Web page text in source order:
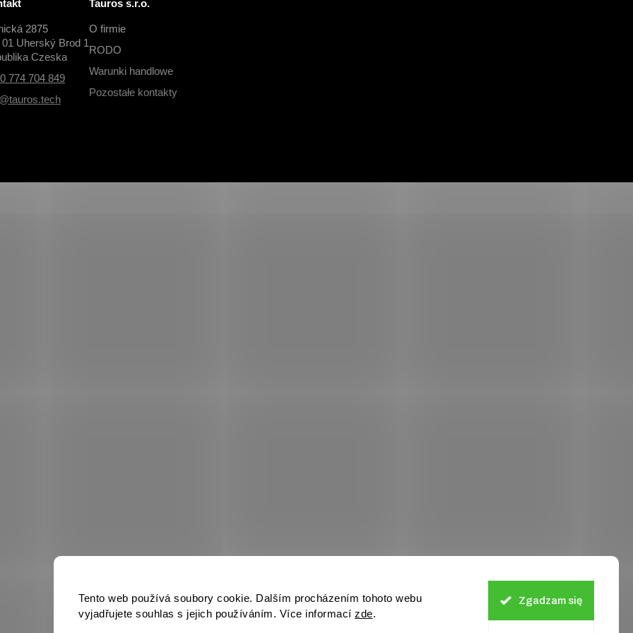
Tento web používá soubory cookie. Dalším procházením tohoto webu
vyjadřujete souhlas s jejich používáním. Více informací zde.
Zgadzam się
2875
01 Uherský Brod 1
Czeska
774 704 849
Tauros s.r.o.
O firmie
RODO
Warunki handlowe
Pozostałe kontakty